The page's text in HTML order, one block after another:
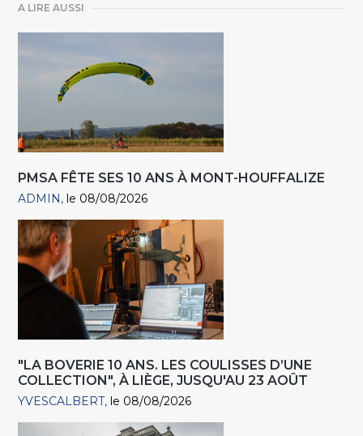
A LIRE AUSSI
PMSA FÊTE SES 10 ANS À MONT-HOUFFALIZE
ADMIN le 08/08/2026
"LA BOVERIE 10 ANS. LES COULISSES D’UNE
COLLECTION", À LIÈGE, JUSQU'AU 23 AOÛT
YVESCALBERT le 08/08/2026